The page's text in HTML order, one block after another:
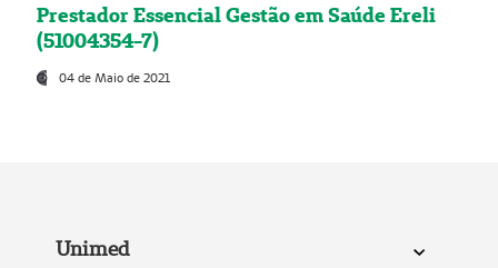
Prestador Essencial Gestão em Saúde Ereli
(51004354-7)
04 de Maio de 2021
Unimed